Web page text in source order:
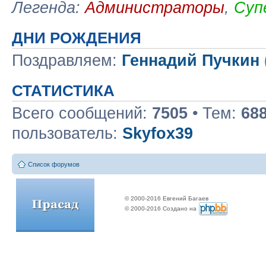
Легенда:Администраторы,
ДНИ РОЖДЕНИЯ
Поздравляем: Геннадий Пучкин
СТАТИСТИКА
Всего сообщений: 7505 • Тем:
пользователь: Skyfox39
Список форумов
© 2000-2016 Евгений Багаев
© 2000-2016 Создано на